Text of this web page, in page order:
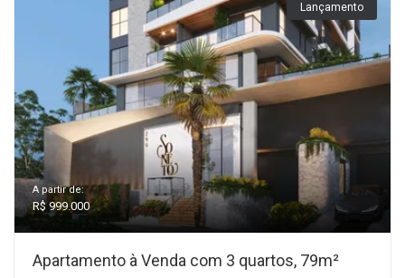
Lançamento
A partir de:
R$ 999.000
Apartamento à Venda com 3 quartos, 79m²